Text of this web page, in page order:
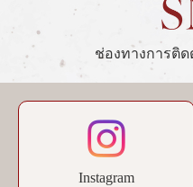
ช่องทางการติด
Instagram